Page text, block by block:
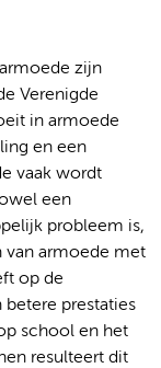
zijn
Verenigde
in armoede
en een
vaak wordt
een
probleem is,
van armoede met
op de
prestaties
school en het
resulteert dit